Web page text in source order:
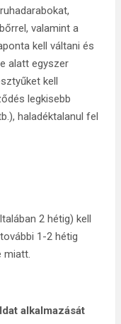
valamint a
kell váltani és
alatt egyszer
kell
legkisebb
haladéktalanul fel
2 hétig) kell
1-2 hétig
miatt.
alkalmazását